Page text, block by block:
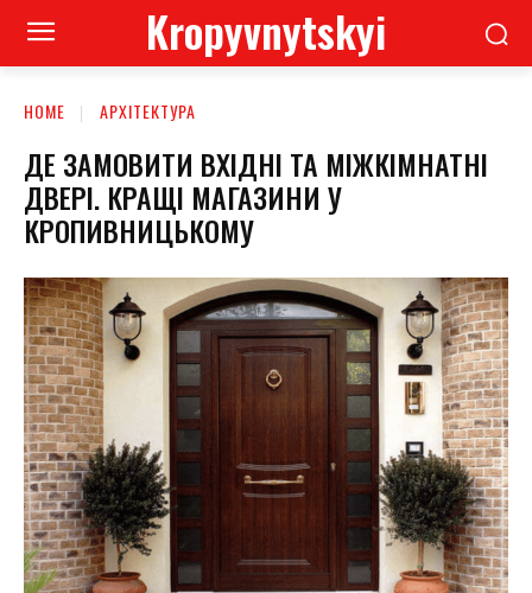
Kropyvnytskyi
HOME АРХІТЕКТУРА
ДЕ ЗАМОВИТИ ВХІДНІ ТА МІЖКІМНАТНІ
ДВЕРІ. КРАЩІ МАГАЗИНИ У
КРОПИВНИЦЬКОМУ